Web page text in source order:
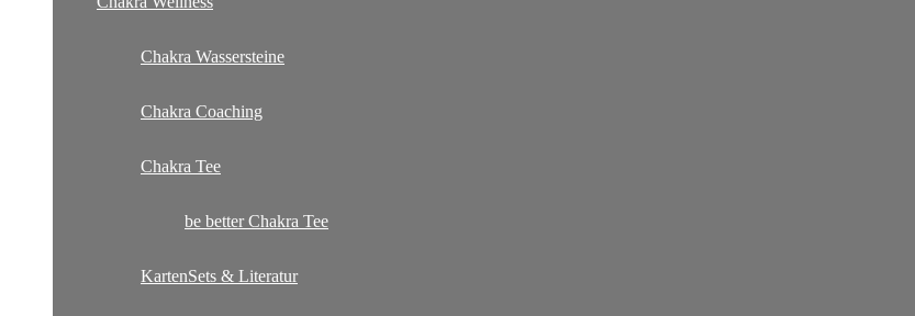
Chakra Wassersteine
Chakra Coaching
Chakra Tee
be better Chakra Tee
KartenSets & Literatur